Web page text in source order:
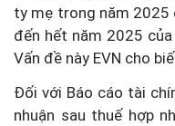
ty mẹ trong năm
đến hết năm 2025
Vấn đề này EVN cho
Đối với Báo cáo tài
nhuận sau thuế hợp